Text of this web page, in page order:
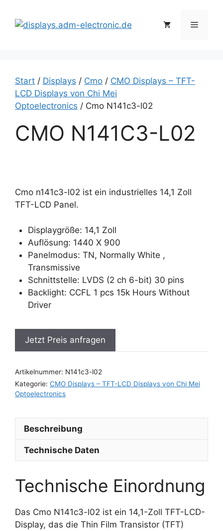
Inhalt
springen
Menü
Start / Displays / Cmo / CMO Displays – TFT-
LCD Displays von Chi Mei
Optoelectronics / Cmo N141c3-l02
CMO N141C3-L02
Cmo n141c3-l02 ist ein industrielles 14,1 Zoll
TFT-LCD Panel.
Displaygröße: 14,1 Zoll
Auflösung: 1440 X 900
Panelmodus: TN, Normally White ,
Transmissive
Schnittstelle: LVDS (2 ch 6-bit) 30 pins
Backlight: CCFL 1 pcs 15k Hours Without
Driver
Jetzt Preis anfragen
Artikelnummer: N141c3-l02
Kategorie: CMO Displays – TFT-LCD Displays von Chi Mei
Optoelectronics
Beschreibung
Technische Daten
Technische Einordnung
Das Cmo N141c3-l02 ist ein 14,1-Zoll TFT-LCD-
Display, das die Thin Film Transistor (TFT)